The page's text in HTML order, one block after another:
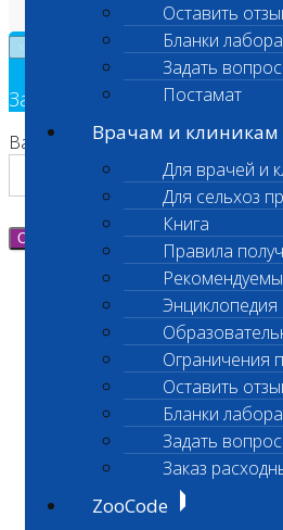
Оставить
Бланки
Задать
Постамат
Врачам и клиникам
Для врачей и
Для сельхоз
Книга
Правила
Ограничения
Оставить
Бланки
Задать
Заказ
ZooCode
Заявка на обратный звонок
Ваш номер телефона
Отправить